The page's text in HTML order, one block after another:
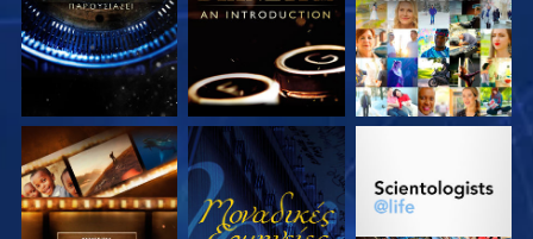
ΕΞΕΡΕΥΝΗΣΤΕ ΤΗ
ΣΕΙΡΑ
ΠΑΡΑΚΟΛΟΥΘΗΣΤΕ
ΕΞΕΡΕΥΝΗΣΤΕ ΤΗ